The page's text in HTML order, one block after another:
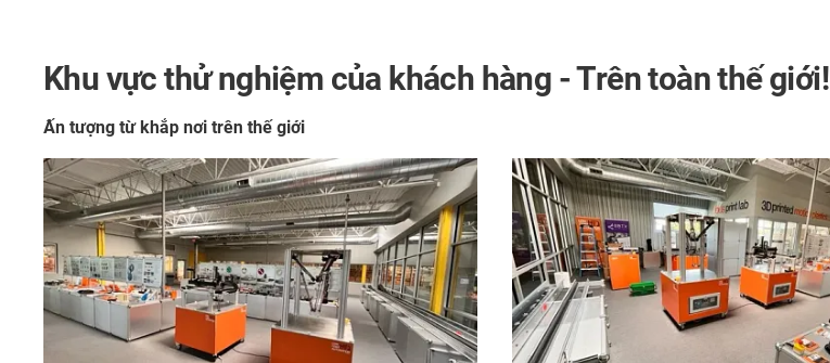
Khu vực thử nghiệm của khách hàng - Trên toàn thế giới!
Ấn tượng từ khắp nơi trên thế giới